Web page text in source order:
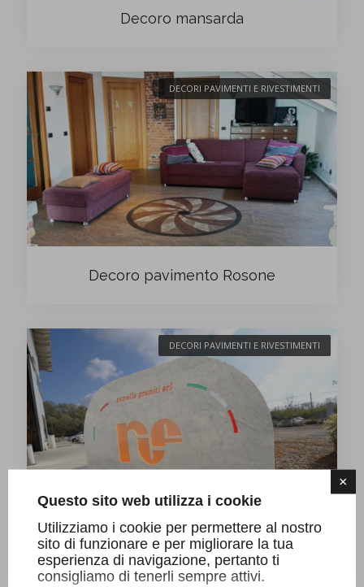
×
Questo sito web utilizza i cookie
Utilizziamo i cookie per permettere al nostro
sito di funzionare e per migliorare la tua
esperienza di navigazione, pertanto ti
consigliamo di tenerli sempre attivi.
Decoro mansarda
DECORI PAVIMENTI E RIVESTIMENTI
Decoro pavimento Rosone
DECORI PAVIMENTI E RIVESTIMENTI
Intarsi in resina